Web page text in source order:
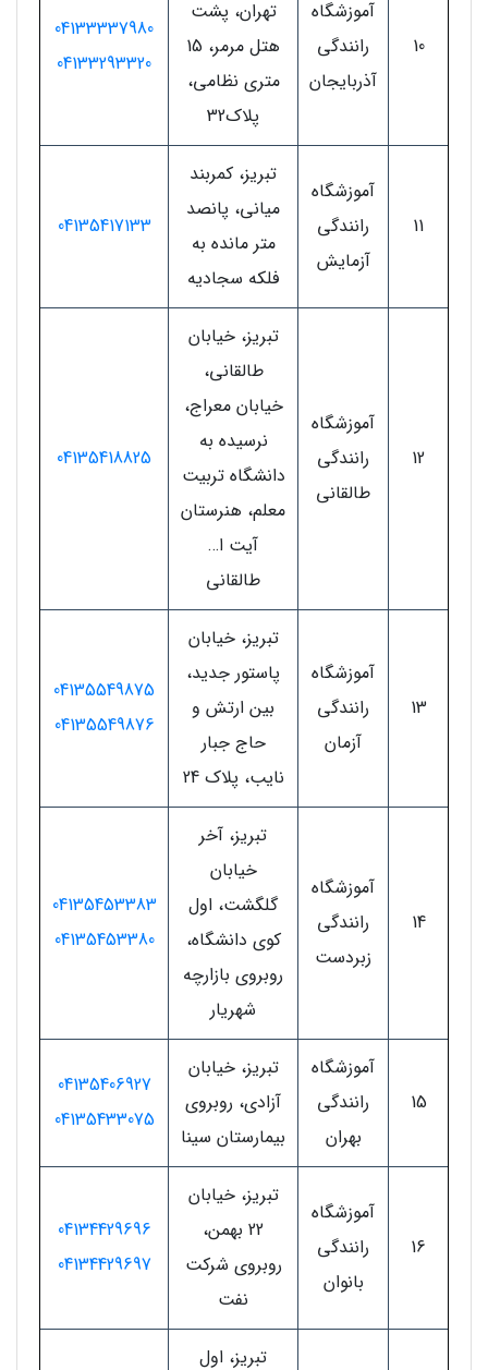
10
آموزشگاه
رانندگی
آذربایجان
تهران، پشت
هتل مرمر، 15
متری نظامی،
پلاک32
04133337980
04133293320
11
آموزشگاه
رانندگی
آزمایش
تبریز، کمربند
میانی، پانصد
متر مانده به
فلکه سجادیه
04135417133
12
آموزشگاه
رانندگی
طالقانی
تبریز، خیابان
طالقانی،
خیابان معراج،
نرسیده به
دانشگاه تربیت
معلم، هنرستان
آیت ا…
طالقانی
04135418825
13
آموزشگاه
رانندگی
آزمان
تبریز، خیابان
پاستور جدید،
بین ارتش و
حاج جبار
نایب، پلاک 24
04135549875
04135549876
14
آموزشگاه
رانندگی
زبردست
تبریز، آخر
خیابان
گلگشت، اول
کوی دانشگاه،
روبروی بازارچه
شهریار
04135453383
04135453380
15
آموزشگاه
رانندگی
بهران
تبریز، خیابان
آزادی، روبروی
بیمارستان سینا
04135406927
04135433075
16
آموزشگاه
رانندگی
بانوان
تبریز، خیابان
22 بهمن،
روبروی شرکت
نفت
04134429696
04134429697
تبریز، اول